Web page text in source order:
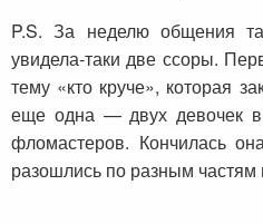
P.S. За неделю общения
увидела-таки две ссоры.
тему «кто круче», которая
еще одна — двух девочек
фломастеров. Кончилась
разошлись по разным